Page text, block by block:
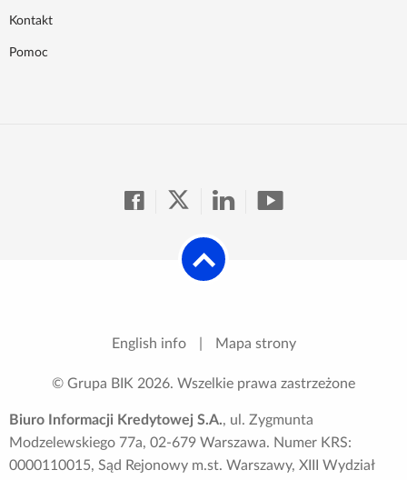
Kontakt
Pomoc
English info Mapa strony
© Grupa BIK 2026. Wszelkie prawa zastrzeżone
Biuro Informacji Kredytowej S.A., ul. Zygmunta
Modzelewskiego 77a, 02-679 Warszawa. Numer KRS:
0000110015, Sąd Rejonowy m.st. Warszawy, XIII Wydział